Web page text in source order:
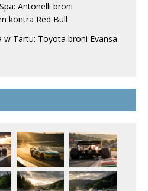
Antonelli broni
kontra Red Bull
w Tartu: Toyota broni Evansa